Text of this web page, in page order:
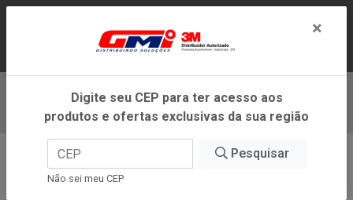
ATENDIMENTO DENTRO DO ESTADO DE
MINAS GERAIS.
Baixe já nosso APP
×
Digite seu CEP para ter acesso aos
produtos e ofertas exclusivas da sua região
Pesquisar
Não sei meu CEP